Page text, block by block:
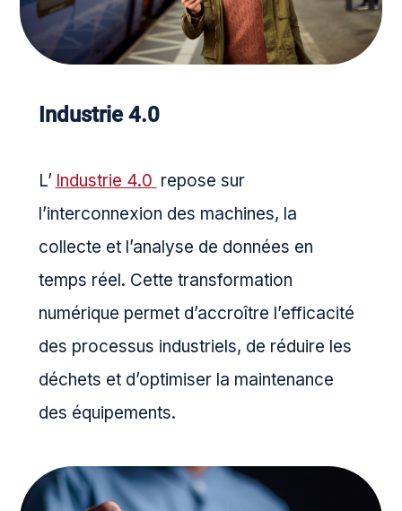
Industrie 4.0
L’ Industrie 4.0 repose sur
l’interconnexion des machines, la
collecte et l’analyse de données en
temps réel. Cette transformation
numérique permet d’accroître l’efficacité
des processus industriels, de réduire les
déchets et d’optimiser la maintenance
des équipements.